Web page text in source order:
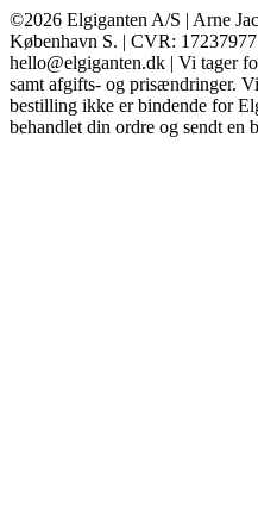
©2026 Elgiganten A/S | Arne
København S. | CVR:
hello@elgiganten.dk | Vi tager
samt afgifts- og prisændringer.
bestilling ikke er bindende for
behandlet din ordre og sendt en